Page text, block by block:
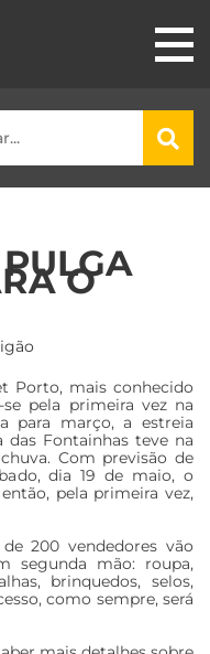
O
Porto, mais conhecido
se pela primeira vez na
para março, a estreia
das Fontainhas teve na
Com previsão de
dia 19 de maio, o
pela primeira vez,
200 vendedores vão
segunda mão: roupa,
brinquedos, selos,
como sempre, será